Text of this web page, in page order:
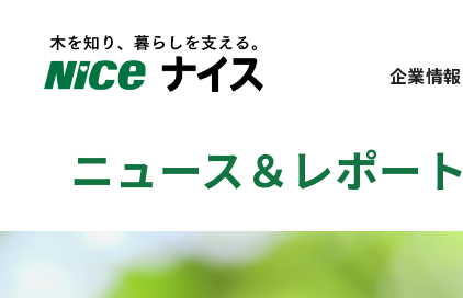
企業情報
ニュース＆レポート